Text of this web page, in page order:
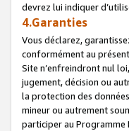
devrez lui indiquer
4.Garanties
Vous déclarez,
conformément au
Site n’enfreindront nul
jugement, décision ou
la protection des
mineur ou autrement
participer au Programme